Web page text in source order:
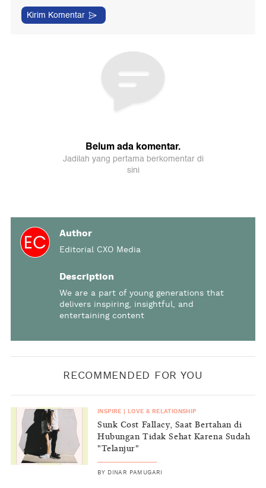
Author
Editorial CXO Media
Description
We are a part of young generations that
delivers inspiring, insightful, and
entertaining content
RECOMMENDED FOR YOU
INSPIRE LOVE & RELATIONSHIP
Sunk Cost Fallacy, Saat Bertahan di
Hubungan Tidak Sehat Karena Sudah
"Telanjur"
BY DINAR PAMUGARI